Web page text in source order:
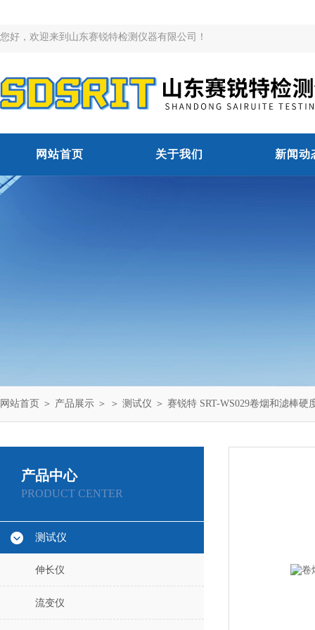
您好，欢迎来到山东赛锐特检测仪器有限公司！
网站首页 关于我们 新闻动
网站首页 ＞ 产品展示 ＞ ＞ 测试仪 ＞ 赛锐特 SRT-WS029卷烟和滤棒硬
产品中心
PRODUCT CENTER
测试仪
伸长仪
流变仪